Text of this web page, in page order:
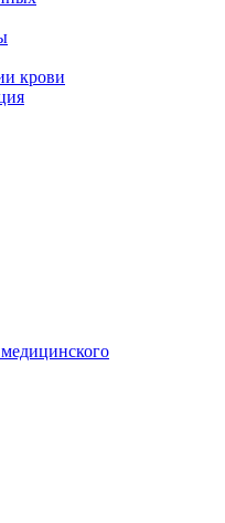
крови